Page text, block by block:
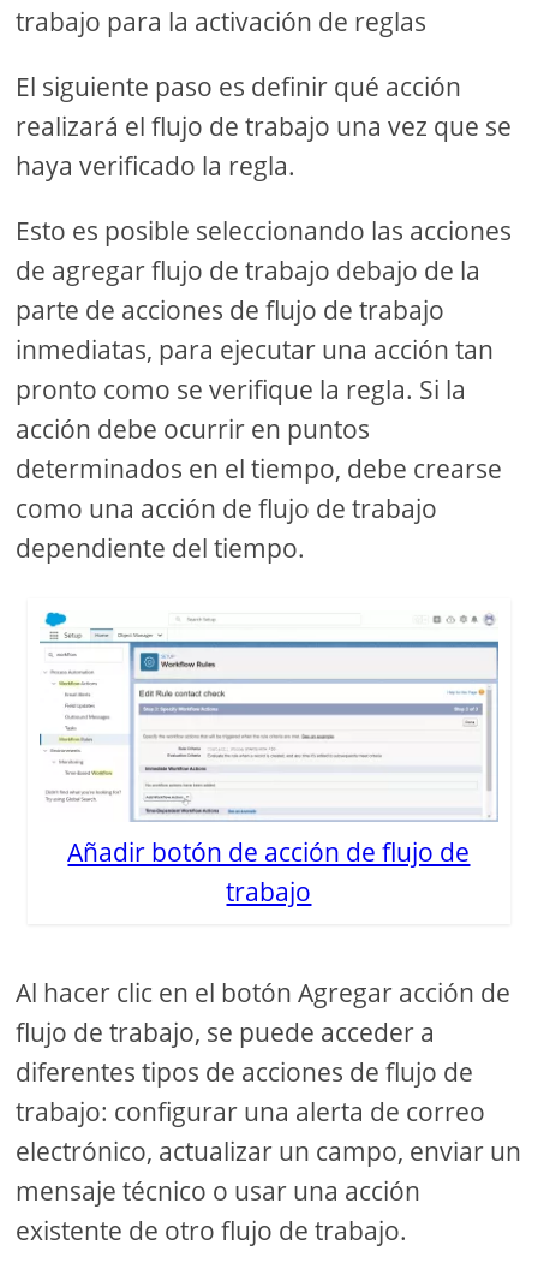
trabajo para la activación de reglas
El siguiente paso es definir qué acción
realizará el flujo de trabajo una vez que se
haya verificado la regla.
Esto es posible seleccionando las acciones
de agregar flujo de trabajo debajo de la
parte de acciones de flujo de trabajo
inmediatas, para ejecutar una acción tan
pronto como se verifique la regla. Si la
acción debe ocurrir en puntos
determinados en el tiempo, debe crearse
como una acción de flujo de trabajo
dependiente del tiempo.
Añadir botón de acción de flujo de
trabajo
Al hacer clic en el botón Agregar acción de
flujo de trabajo, se puede acceder a
diferentes tipos de acciones de flujo de
trabajo: configurar una alerta de correo
electrónico, actualizar un campo, enviar un
mensaje técnico o usar una acción
existente de otro flujo de trabajo.